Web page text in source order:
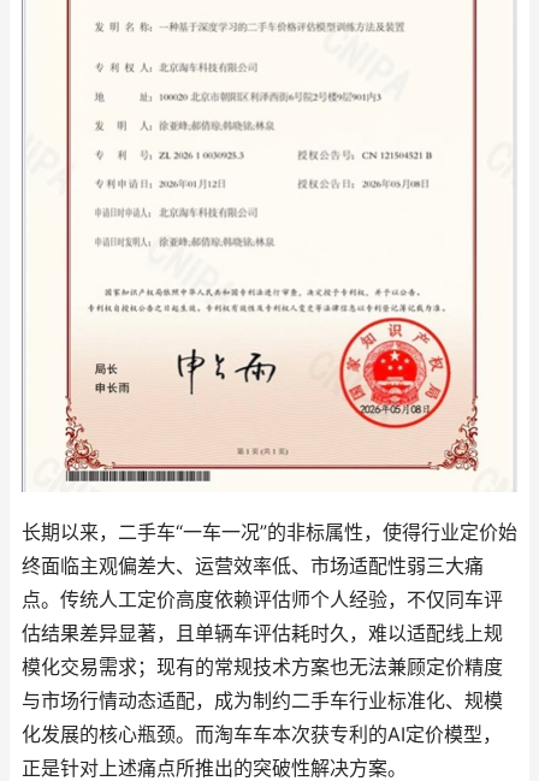
长期以来，二手车“一车一况”的非标属性，使得行业定价始
终面临主观偏差大、运营效率低、市场适配性弱三大痛
点。传统人工定价高度依赖评估师个人经验，不仅同车评
估结果差异显著，且单辆车评估耗时久，难以适配线上规
模化交易需求；现有的常规技术方案也无法兼顾定价精度
与市场行情动态适配，成为制约二手车行业标准化、规模
化发展的核心瓶颈。而淘车车本次获专利的AI定价模型，
正是针对上述痛点所推出的突破性解决方案。